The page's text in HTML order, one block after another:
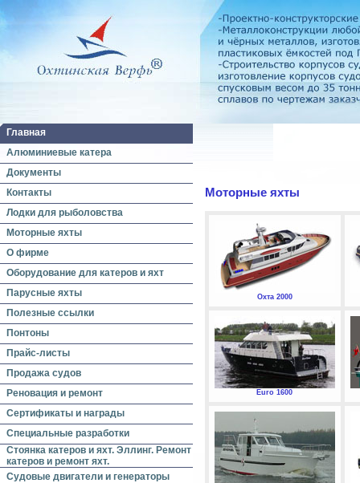
Главная
Алюминиевые катера
Документы
Контакты
Лодки для рыболовства
Моторные яхты
О фирме
Оборудование для катеров и яхт
Парусные яхты
Полезные ссылки
Понтоны
Прайс-листы
Продажа судов
Реновация и ремонт
Сертификаты и награды
Специальные разработки
Стоянка катеров и яхт. Эллинг. Ремонт
катеров и ремонт яхт.
Судовые двигатели и генераторы
Моторные яхты
Охта 2000
Euro 1600